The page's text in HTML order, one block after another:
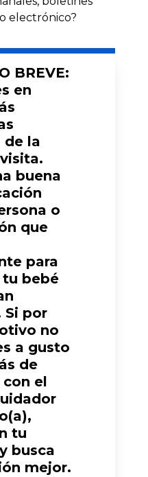
electrónico?
BREVE:
en
de la
buena
o
que
para
bebé
Si por
no
a gusto
de
el
tu
busca
mejor.